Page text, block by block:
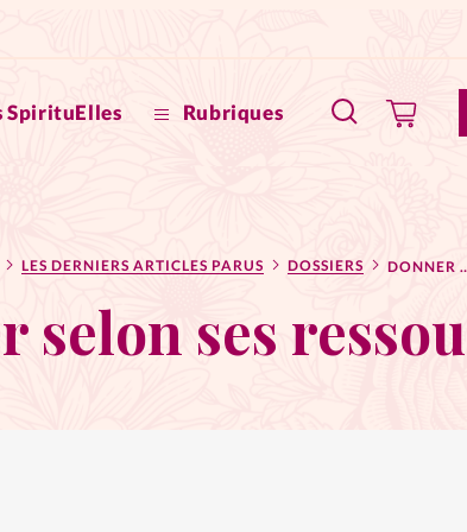
SpirituElles Rubriques
La
LES DERNIERS ARTICLES PARUS DOSSIERS DONNER
selon ses